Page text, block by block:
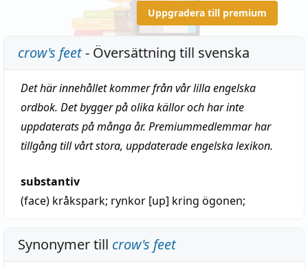
Uppgradera till premium
crow's feet- Översättning till svenska
Det här innehållet kommer från vår lilla engelska
ordbok. Det bygger på olika källor och har inte
uppdaterats på många år. Premiummedlemmar har
tillgång till vårt stora, uppdaterade engelska lexikon.
substantiv
(face) kråkspark; rynkor [up] kring ögonen;
Synonymer till crow's feet